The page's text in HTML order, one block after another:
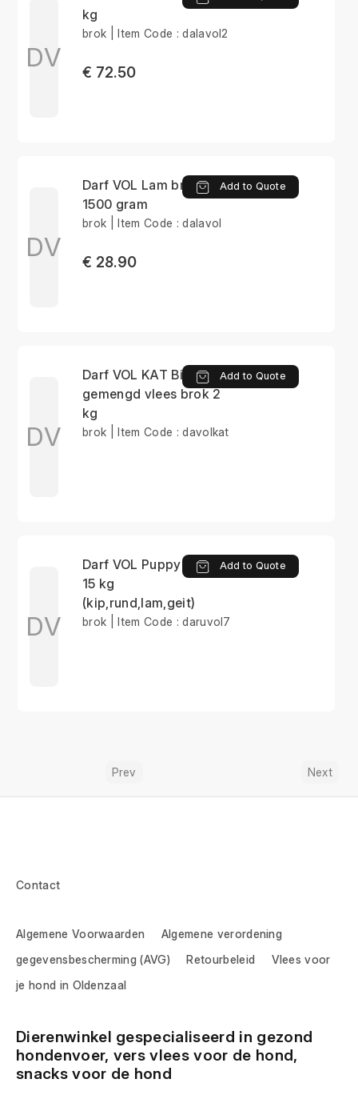
DV
kg
brok | Item Code : dalavol2
€ 72.50
DV
Darf VOL Lam brok
1500 gram
Add to Quote
brok | Item Code : dalavol
€ 28.90
DV
Darf VOL KAT Bites
gemengd vlees brok 2
kg
Add to Quote
brok | Item Code : davolkat
DV
Darf VOL Puppy brok
15 kg
(kip,rund,lam,geit)
Add to Quote
brok | Item Code : daruvol7
Prev Next
Contact
Algemene Voorwaarden
Algemene verordening
gegevensbescherming (AVG)
Retourbeleid
Vlees voor
je hond in Oldenzaal
Dierenwinkel gespecialiseerd in gezond
hondenvoer, vers vlees voor de hond,
snacks voor de hond